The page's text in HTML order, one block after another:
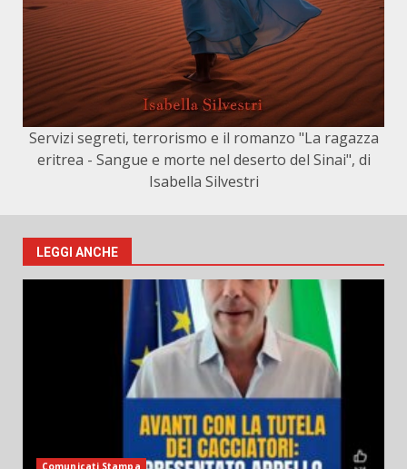
Servizi segreti, terrorismo e il romanzo "La ragazza
eritrea - Sangue e morte nel deserto del Sinai", di
Isabella Silvestri
LEGGI ANCHE